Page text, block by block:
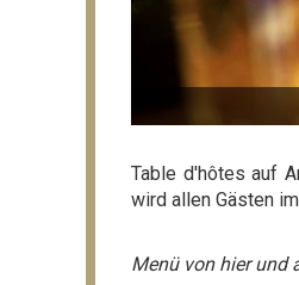
Table d'hôtes auf
wird allen Gästen
Menü von hier und